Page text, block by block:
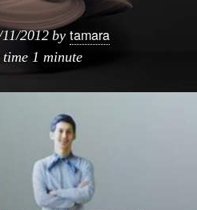
2012 by tamara
time 1 minute